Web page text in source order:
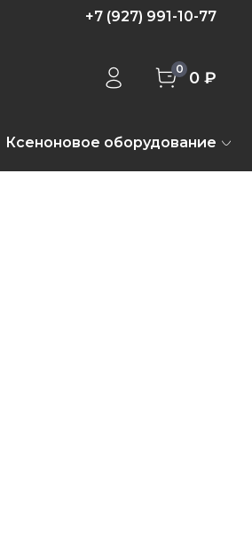
+7 (927) 991-10-77
0 0 ₽
Ксеноновое оборудование